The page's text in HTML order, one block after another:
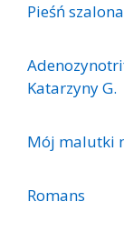
Pieśń szalona
Katarzyny G.
Mój malutki
Romans